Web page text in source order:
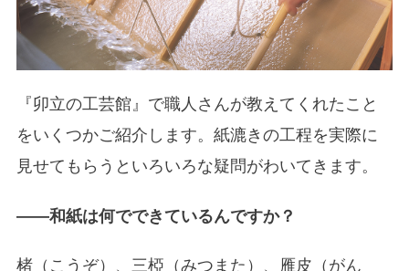
『卯立の工芸館』で職人さんが教えてくれたこと
をいくつかご紹介します。紙漉きの工程を実際に
見せてもらうといろいろな疑問がわいてきます。
――和紙は何でできているんですか？
楮（こうぞ）、三椏（みつまた）、雁皮（がん